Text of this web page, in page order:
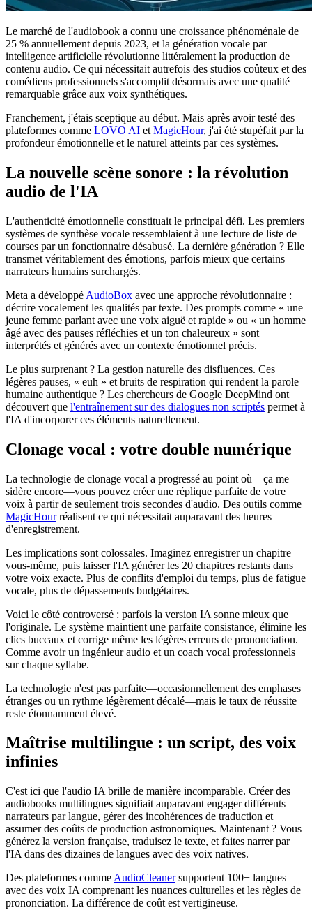
Le marché de l'audiobook a connu une croissance phénoménale de
25 % annuellement depuis 2023, et la génération vocale par
intelligence artificielle révolutionne littéralement la production de
contenu audio. Ce qui nécessitait autrefois des studios coûteux et des
comédiens professionnels s'accomplit désormais avec une qualité
remarquable grâce aux voix synthétiques.
Franchement, j'étais sceptique au début. Mais après avoir testé des
plateformes comme LOVO AI et MagicHour, j'ai été stupéfait par la
profondeur émotionnelle et le naturel atteints par ces systèmes.
La nouvelle scène sonore : la révolution
audio de l'IA
L'authenticité émotionnelle constituait le principal défi. Les premiers
systèmes de synthèse vocale ressemblaient à une lecture de liste de
courses par un fonctionnaire désabusé. La dernière génération ? Elle
transmet véritablement des émotions, parfois mieux que certains
narrateurs humains surchargés.
Meta a développé AudioBox avec une approche révolutionnaire :
décrire vocalement les qualités par texte. Des prompts comme « une
jeune femme parlant avec une voix aiguë et rapide » ou « un homme
âgé avec des pauses réfléchies et un ton chaleureux » sont
interprétés et générés avec un contexte émotionnel précis.
Le plus surprenant ? La gestion naturelle des disfluences. Ces
légères pauses, « euh » et bruits de respiration qui rendent la parole
humaine authentique ? Les chercheurs de Google DeepMind ont
découvert que l'entraînement sur des dialogues non scriptés permet à
l'IA d'incorporer ces éléments naturellement.
Clonage vocal : votre double numérique
La technologie de clonage vocal a progressé au point où—ça me
sidère encore—vous pouvez créer une réplique parfaite de votre
voix à partir de seulement trois secondes d'audio. Des outils comme
MagicHourréalisent ce qui nécessitait auparavant des heures
d'enregistrement.
Les implications sont colossales. Imaginez enregistrer un chapitre
vous-même, puis laisser l'IA générer les 20 chapitres restants dans
votre voix exacte. Plus de conflits d'emploi du temps, plus de fatigue
vocale, plus de dépassements budgétaires.
Voici le côté controversé : parfois la version IA sonne mieux que
l'originale. Le système maintient une parfaite consistance, élimine les
clics buccaux et corrige même les légères erreurs de prononciation.
Comme avoir un ingénieur audio et un coach vocal professionnels
sur chaque syllabe.
La technologie n'est pas parfaite—occasionnellement des emphases
étranges ou un rythme légèrement décalé—mais le taux de réussite
reste étonnamment élevé.
Maîtrise multilingue : un script, des voix
infinies
C'est ici que l'audio IA brille de manière incomparable. Créer des
audiobooks multilingues signifiait auparavant engager différents
narrateurs par langue, gérer des incohérences de traduction et
assumer des coûts de production astronomiques. Maintenant ? Vous
générez la version française, traduisez le texte, et faites narrer par
l'IA dans des dizaines de langues avec des voix natives.
Des plateformes comme AudioCleanersupportent 100+ langues
avec des voix IA comprenant les nuances culturelles et les règles de
prononciation. La différence de coût est vertigineuse.